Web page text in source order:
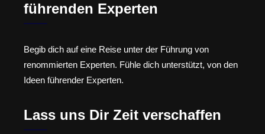
führenden Experten
Begib dich auf eine Reise unter der Führung von
renommierten Experten. Fühle dich unterstützt, von den
Ideen führender Experten.
Lass uns Dir Zeit verschaffen